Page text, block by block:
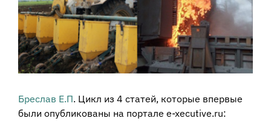
Бреслав Е.П. Цикл из 4 статей, которые впервые
были опубликованы на портале e-xecutive.ru: